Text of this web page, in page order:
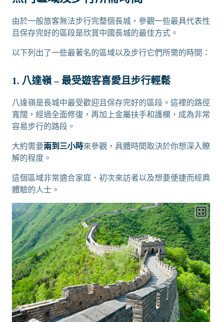
由於一般旅客無法步行完整個長城，參觀一些最具代表性
且保存完好的區段是欣賞中國長城的最佳方式。
以下列出了一些最著名的區域以及步行它們所需的時間：
1. 八達嶺 – 最受遊客喜愛且步行輕鬆
八達嶺是長城中最受歡迎且保存完好的區段。這裡的路徑
寬闊，經過全面修復，再加上金屬扶手和護欄，成為非常
容易步行的路段。
大約需要兩到三小時來參觀，具體時間取決於你想深入瞭
解的程度。
這個區域非常適合家庭、初次來訪者以及想要便捷而經典
體驗的人士。